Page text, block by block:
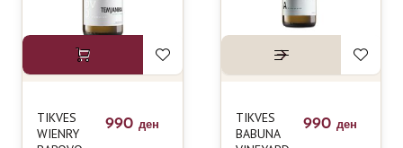
TIKVES
WIENRY
990 ден
TIKVES
BABUNA
990 ден